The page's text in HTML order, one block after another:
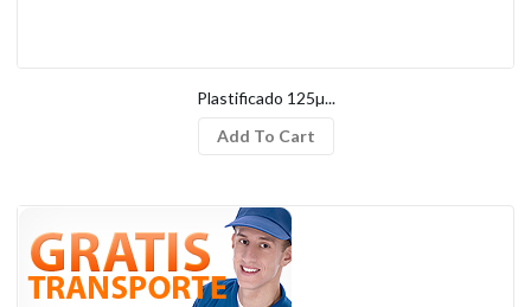
Plastificado 125µ...
Add To Cart